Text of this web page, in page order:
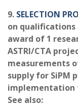
9. SELECTION
on
award of 1
ASTRI/CTA
measurements
supply for SiPM
implementation
See also: